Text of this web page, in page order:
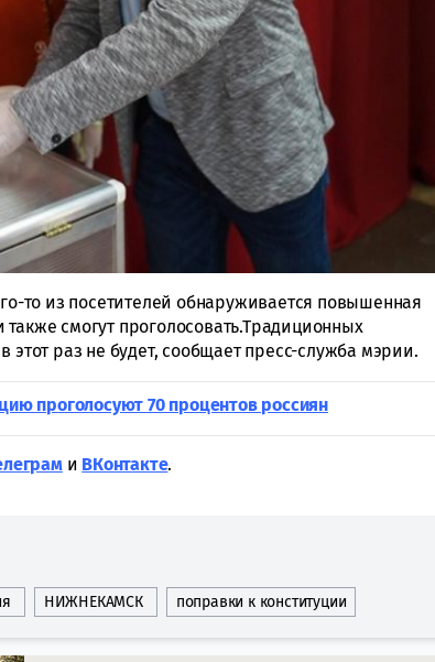
то из посетителей обнаруживается повышенная
смогут проголосовать.Традиционных
раз не будет, сообщает пресс-служба мэрии.
проголосуют 70 процентов россиян
и ВКонтакте.
НИЖНЕКАМСК поправки к конституции